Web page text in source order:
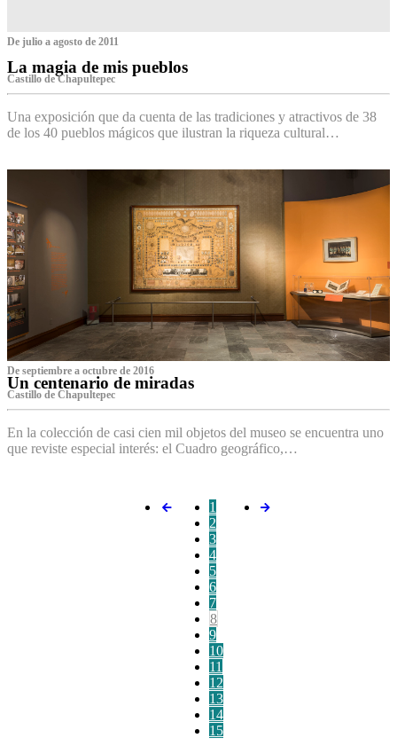
De julio a agosto de 2011
La magia de mis pueblos
Castillo de Chapultepec
Una exposición que da cuenta de las tradiciones y atractivos de 38
de los 40 pueblos mágicos que ilustran la riqueza cultural…
De septiembre a octubre de 2016
Un centenario de miradas
Castillo de Chapultepec
En la colección de casi cien mil objetos del museo se encuentra uno
que reviste especial interés: el Cuadro geográfico,…
1
2
3
4
5
6
7
8
9
10
11
12
13
14
15